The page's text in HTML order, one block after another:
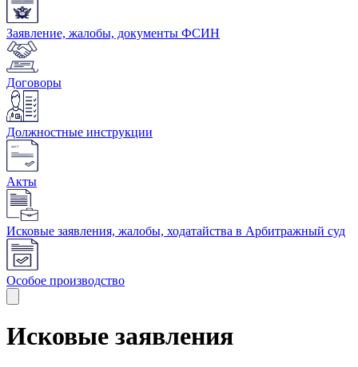
Заявление, жалобы, документы ФСИН
Договоры
Должностные инструкции
Акты
Исковые заявления, жалобы, ходатайства в Арбитражный суд
Особое производство
Исковые заявления